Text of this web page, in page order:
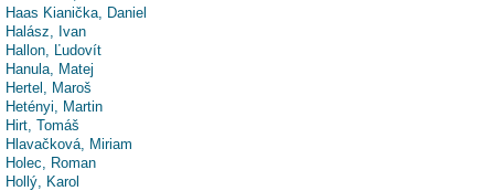
Haas Kianička, Daniel
Halász, Ivan
Hallon, Ľudovít
Hanula, Matej
Hertel, Maroš
Hetényi, Martin
Hirt, Tomáš
Hlavačková, Miriam
Holec, Roman
Hollý, Karol